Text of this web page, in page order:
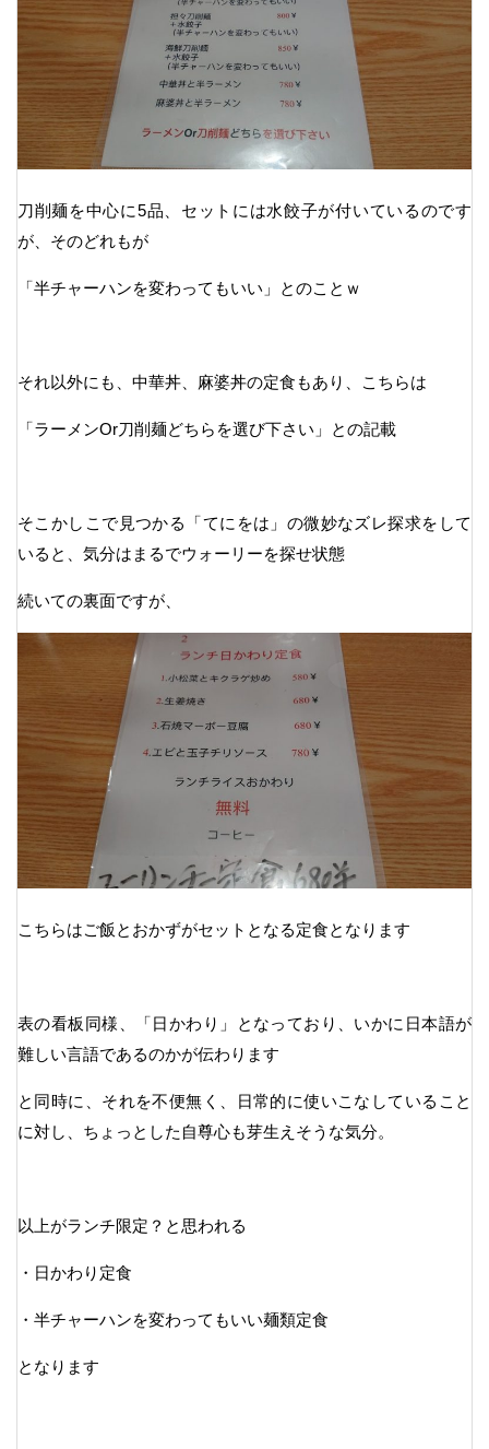
刀削麺を中心に5品、セットには水餃子が付いているのです
が、そのどれもが
「半チャーハンを変わってもいい」とのことｗ
それ以外にも、中華丼、麻婆丼の定食もあり、こちらは
「ラーメンOr刀削麺どちらを選び下さい」との記載
そこかしこで見つかる「てにをは」の微妙なズレ探求をして
いると、気分はまるでウォーリーを探せ状態
続いての裏面ですが、
こちらはご飯とおかずがセットとなる定食となります
表の看板同様、「日かわり」となっており、いかに日本語が
難しい言語であるのかが伝わります
と同時に、それを不便無く、日常的に使いこなしていること
に対し、ちょっとした自尊心も芽生えそうな気分。
以上がランチ限定？と思われる
・日かわり定食
・半チャーハンを変わってもいい麺類定食
となります